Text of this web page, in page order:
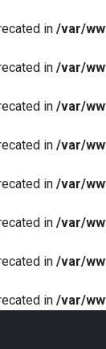
in /var/
in /var/
in /var/
in /var/
in /var/
in /var/
in /var/
in /var/